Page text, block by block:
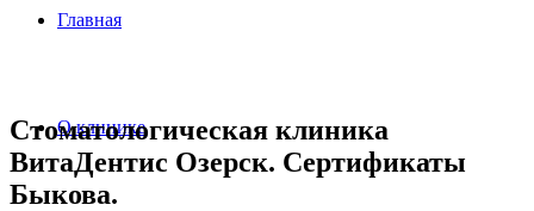
Главная
О клинике
Стоматологическая клиника
ВитаДентис Озерск. Сертификаты
Быкова.